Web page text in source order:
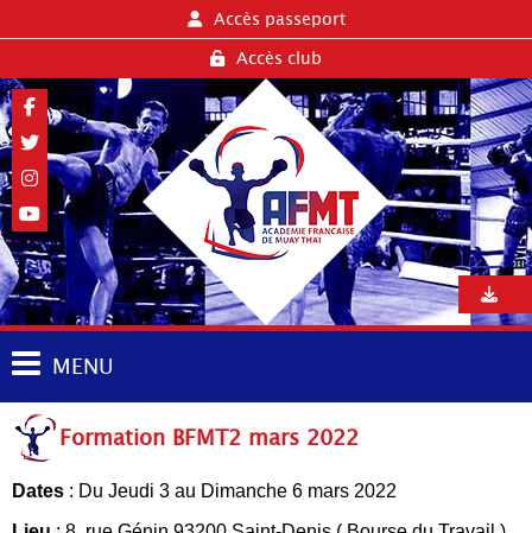
Accès passeport
Accès club
MENU
Formation BFMT2 mars 2022
Dates : Du Jeudi 3 au Dimanche 6 mars 2022